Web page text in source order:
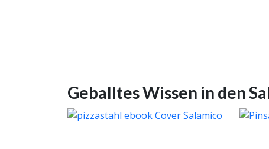
Geballtes Wissen in den